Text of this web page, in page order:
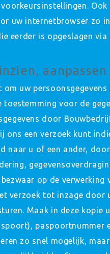
uw internetbrowser zo
eerder is opgeslagen
om uw
toestemming voor de
door
ons een verzoek kunt
naar u of een ander,
op de verwerking
verzoek tot inzage door
Maak in deze
paspoortnummer
zo snel mogelijk,